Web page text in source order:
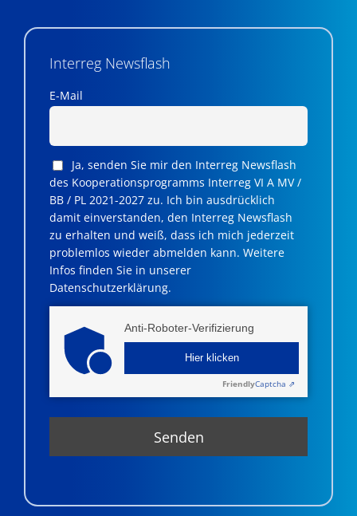
Interreg Newsflash
E-Mail
Ja, senden Sie mir den Interreg Newsflash
des Kooperationsprogramms Interreg VI A MV /
BB / PL 2021-2027 zu. Ich bin ausdrücklich
damit einverstanden, den Interreg Newsflash
zu erhalten und weiß, dass ich mich jederzeit
problemlos wieder abmelden kann. Weitere
Infos finden Sie in unserer
Datenschutzerklärung.
Anti-Roboter-Verifizierung
Hier klicken
FriendlyCaptcha ⇗